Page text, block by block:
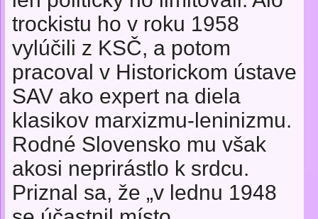
trockistu ho v roku 1958
vylúčili z KSČ, a potom
pracoval v Historickom ústave
SAV ako expert na diela
klasikov marxizmu-leninizmu.
Rodné Slovensko mu však
akosi neprirástlo k srdcu.
Priznal sa, že „v lednu 1948